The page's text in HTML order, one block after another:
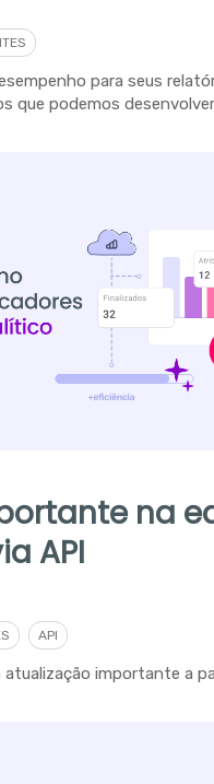
para seus
que podemos
na
API
API
atualização importante a